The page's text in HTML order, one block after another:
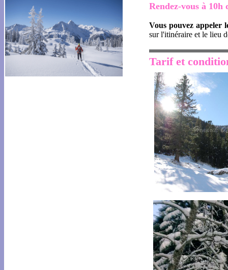
Rendez-vous à
Vous pouvez appeler
sur l'itinéraire et le lieu
Tarif et